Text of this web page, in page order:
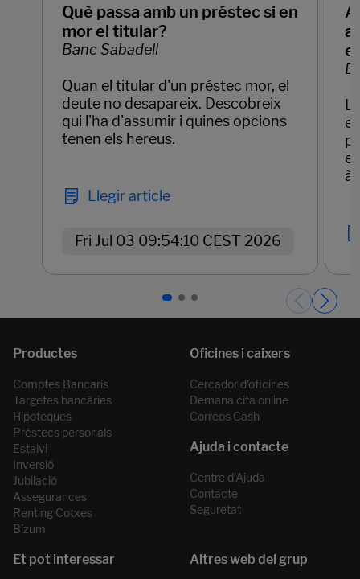
Què passa amb un préstec si en
mor el titular?
Banc Sabadell
Quan el titular d'un préstec mor, el
deute no desapareix. Descobreix
qui l'ha d'assumir i quines opcions
tenen els hereus.
Llegir article
Fri Jul 03 09:54:10 CEST 2026
el
Comptes Bancaris
Targetes bancàries
Hipoteques
Préstecs personals
Estalvi
Inversió
Jubilació
Assegurances
Renting Cotxes
Bizum
Cercador d’oficines
Demana cita online
Correos Cash
Centre d’Ajuda
Contacte
Seguretat